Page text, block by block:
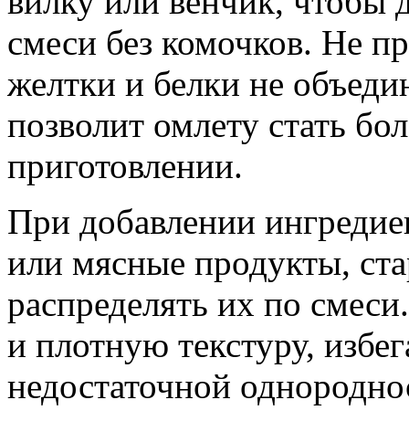
смеси без комочков. Не
желтки и белки не
позволит омлету стать
приготовлении.
При добавлении
или мясные продукты,
распределять их по
и плотную текстуру,
недостаточной